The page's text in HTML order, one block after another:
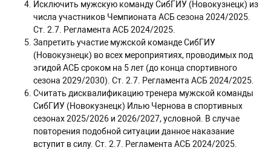
Исключить мужскую команду СибГИУ (Новокузнецк) из
числа участников Чемпионата АСБ сезона 2024/2025.
Ст. 2.7. Регламента АСБ 2024/2025.
Запретить участие мужской команде СибГИУ
(Новокузнецк) во всех мероприятиях, проводимых под
эгидой АСБ сроком на 5 лет (до конца спортивного
сезона 2029/2030). Ст. 2.7. Регламента АСБ 2024/2025.
Считать дисквалификацию тренера мужской команды
СибГИУ (Новокузнецк) Илью Чернова в спортивных
сезонах 2025/2026 и 2026/2027, условной. В случае
повторения подобной ситуации данное наказание
вступит в силу. Ст. 2.7. Регламента АСБ 2024/2025.